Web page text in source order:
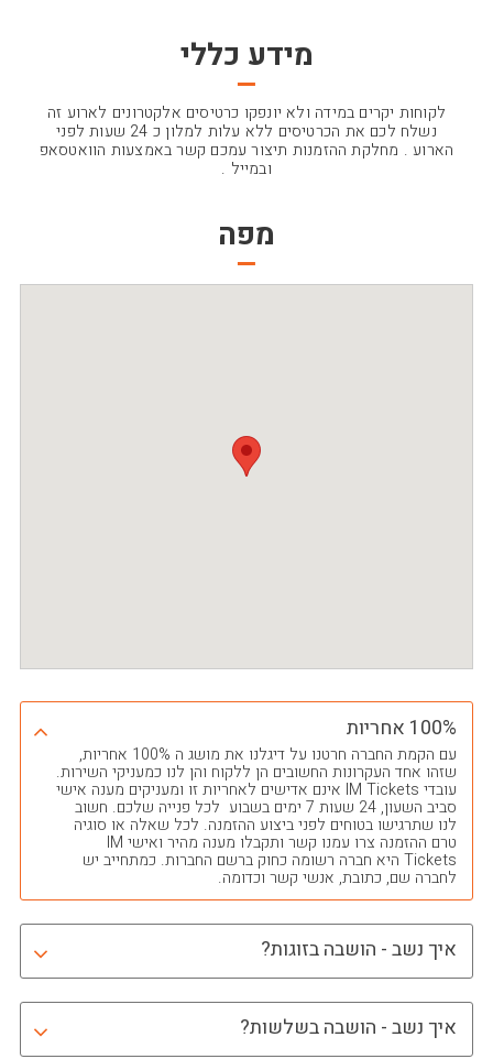
מידע כללי
לקוחות יקרים במידה ולא יונפקו כרטיסים אלקטרונים לארוע זה
נשלח לכם את הכרטיסים ללא עלות למלון כ 24 שעות לפני
הארוע . מחלקת ההזמנות תיצור עמכם קשר באמצעות הוואטסאפ
ובמייל .
מפה
100% אחריות
עם הקמת החברה חרטנו על דיגלנו את מושג ה 100% אחריות,
שזהו אחד העקרונות החשובים הן ללקוח והן לנו כמעניקי השירות.
עובדי IM Tickets אינם אדישים לאחריות זו ומעניקים מענה אישי
סביב השעון, 24 שעות 7 ימים בשבוע לכל פנייה שלכם. חשוב
לנו שתרגישו בטוחים לפני ביצוע ההזמנה. לכל שאלה או סוגיה
טרם ההזמנה צרו עמנו קשר ותקבלו מענה מהיר ואישי IM
Tickets היא חברה רשומה כחוק ברשם החברות. כמתחייב יש
לחברה שם, כתובת, אנשי קשר וכדומה.
איך נשב - הושבה בזוגות?
איך נשב - הושבה בשלשות?